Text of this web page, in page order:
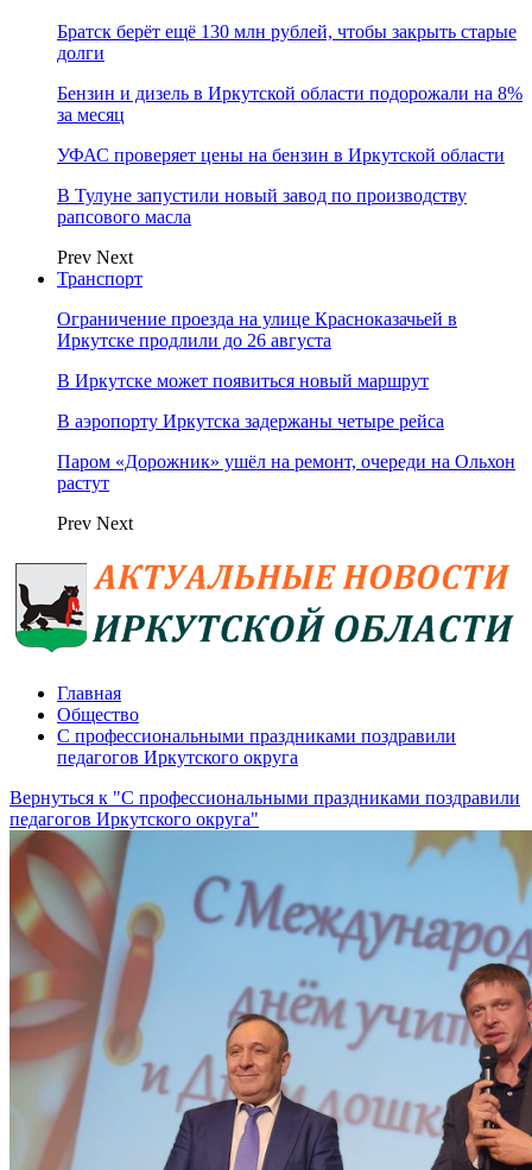
Братск берёт ещё 130 млн рублей, чтобы закрыть старые
долги
Бензин и дизель в Иркутской области подорожали на 8%
за месяц
УФАС проверяет цены на бензин в Иркутской области
В Тулуне запустили новый завод по производству
рапсового масла
Prev Next
Транспорт
Ограничение проезда на улице Красноказачьей в
Иркутске продлили до 26 августа
В Иркутске может появиться новый маршрут
В аэропорту Иркутска задержаны четыре рейса
Паром «Дорожник» ушёл на ремонт, очереди на Ольхон
растут
Prev Next
Главная
Общество
С профессиональными праздниками поздравили
педагогов Иркутского округа
Вернуться к "С профессиональными праздниками поздравили
педагогов Иркутского округа"